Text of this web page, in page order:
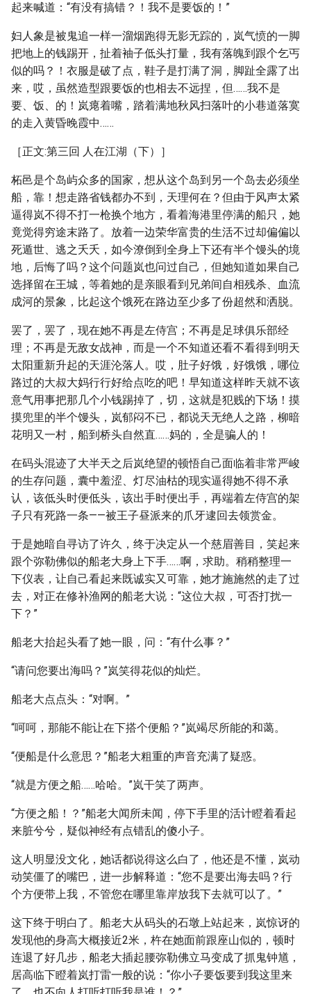
起来喊道：“有没有搞错？！我不是要饭的！”
妇人象是被鬼追一样一溜烟跑得无影无踪的，岚气愤的一脚
把地上的钱踢开，扯着袖子低头打量，我有落魄到跟个乞丐
似的吗？！衣服是破了点，鞋子是打满了洞，脚趾全露了出
来，哎，虽然造型跟要饭的也相去不远捏，但……我不是
要、饭、的！岚瘪着嘴，踏着满地秋风扫落叶的小巷道落寞
的走入黄昏晚霞中……
［正文:第三回 人在江湖（下）］
柘邑是个岛屿众多的国家，想从这个岛到另一个岛去必须坐
船，靠！想走路省钱都办不到，天理何在？但由于风声太紧
逼得岚不得不打一枪换个地方，看着海港里停满的船只，她
竟觉得穷途末路了。放着一边荣华富贵的生活不过却偏偏以
死遁世、逃之夭夭，如今潦倒到全身上下还有半个馒头的境
地，后悔了吗？这个问题岚也问过自己，但她知道如果自己
选择留在王城，等着她的是亲眼看到兄弟间自相残杀、血流
成河的景象，比起这个饿死在路边至少多了份超然和洒脱。
罢了，罢了，现在她不再是左侍宫；不再是足球俱乐部经
理；不再是无敌女战神，而是一个不知道还看不看得到明天
太阳重新升起的天涯沦落人。哎，肚子好饿，好饿饿，哪位
路过的大叔大妈行行好给点吃的吧！早知道这样昨天就不该
意气用事把那几个小钱踢掉了，切，这就是犯贱的下场！摸
摸兜里的半个馒头，岚郁闷不已，都说天无绝人之路，柳暗
花明又一村，船到桥头自然直……妈的，全是骗人的！
在码头混迹了大半天之后岚绝望的顿悟自己面临着非常严峻
的生存问题，囊中羞涩、灯尽油枯的现实逼得她不得不承
认，该低头时便低头，该出手时便出手，再端着左侍宫的架
子只有死路一条——被王子昼派来的爪牙逮回去领赏金。
于是她暗自寻访了许久，终于决定从一个慈眉善目，笑起来
跟个弥勒佛似的船老大身上下手……啊，求助。稍稍整理一
下仪表，让自己看起来既诚实又可靠，她才施施然的走了过
去，对正在修补渔网的船老大说：“这位大叔，可否打扰一
下？”
船老大抬起头看了她一眼，问：“有什么事？”
“请问您要出海吗？”岚笑得花似的灿烂。
船老大点点头：“对啊。”
“呵呵，那能不能让在下搭个便船？”岚竭尽所能的和蔼。
“便船是什么意思？”船老大粗重的声音充满了疑惑。
“就是方便之船……哈哈。”岚干笑了两声。
“方便之船！？”船老大闻所未闻，停下手里的活计瞪着看起
来脏兮兮，疑似神经有点错乱的傻小子。
这人明显没文化，她话都说得这么白了，他还是不懂，岚动
动笑僵了的嘴巴，进一步解释道：“您不是要出海去吗？行
个方便带上我，不管您在哪里靠岸放我下去就可以了。”
这下终于明白了。船老大从码头的石墩上站起来，岚惊讶的
发现他的身高大概接近2米，杵在她面前跟座山似的，顿时
连退了好几步，船老大插起腰弥勒佛立马变成了抓鬼钟馗，
居高临下瞪着岚打雷一般的说：“你小子要饭要到我这里来